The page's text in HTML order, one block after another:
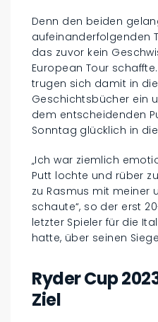
Denn den beiden
aufeinanderfolgenden
das zuvor kein
European Tour
trugen sich damit in
Geschichtsbücher ein
dem entscheidenden
Sonntag glücklich in
„Ich war ziemlich
Putt lochte und rüber
zu Rasmus mit meiner
schaute“, so der erst
letzter Spieler für die
hatte, über seinen
Ryder Cup
Ziel